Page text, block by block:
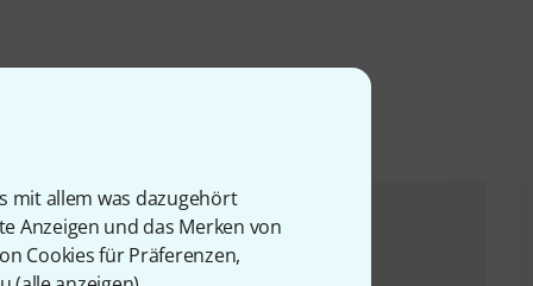
mit allem was dazugehört
Anzeigen und das Merken von
Cookies für Präferenzen,